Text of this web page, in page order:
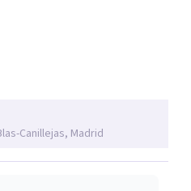
ofrece un entorno óptimo
de competencias clave.
Coaching es un espacio de
una vida con propósito.
Canillejas, Madrid